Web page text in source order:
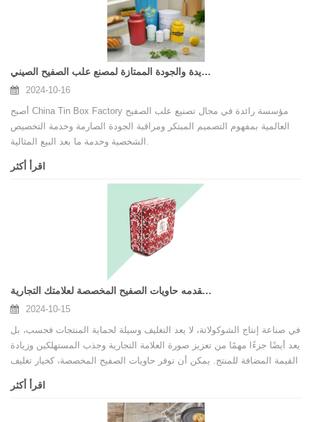
المزايا الفريدة والجودة الممتازة لمصنع علب الصفيح الصيني
2024-10-16
أصبح China Tin Box Factory مؤسسة رائدة في مجال تصنيع علب الصفيح
العالمية بمفهوم التصميم المبتكر ومراقبة الجودة الصارمة وخدمة التخصيص
الشخصية وخدمة ما بعد البيع المثالية.
اقرأ أكثر
ما الذي يمكن أن تقدمه حاويات الصفيح المخصصة لعلامتك التجارية
2024-10-15
في صناعة إنتاج الشوكولاتة، لا يعد التغليف وسيلة لحماية المنتجات فحسب، بل
يعد أيضًا جزءًا مهمًا من تعزيز صورة العلامة التجارية وجذب المستهلكين وزيادة
القيمة المضافة للمنتج. يمكن أن توفر حاويات الصفيح المخصصة، كخيار تغليف
فريد وعالي الجودة، العديد من المزايا غير المتوقعة لشركة إنتاج الشوكولاتة
اقرأ أكثر